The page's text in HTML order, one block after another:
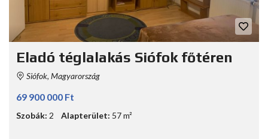
Eladó téglalakás Siófok főtéren
Siófok, Magyarország
69 900 000 Ft
Szobák: 2 Alapterület: 57 m²